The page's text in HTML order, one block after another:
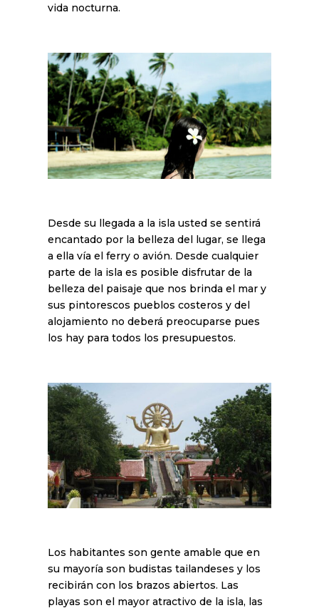
vida nocturna.
Desde su llegada a la isla usted se sentirá
encantado por la belleza del lugar, se llega
a ella vía el ferry o avión. Desde cualquier
parte de la isla es posible disfrutar de la
belleza del paisaje que nos brinda el mar y
sus pintorescos pueblos costeros y del
alojamiento no deberá preocuparse pues
los hay para todos los presupuestos.
Los habitantes son gente amable que en
su mayoría son budistas tailandeses y los
recibirán con los brazos abiertos. Las
playas son el mayor atractivo de la isla, las